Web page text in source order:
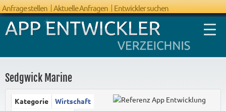
Anfrage stellen Aktuelle Anfragen Entwickler suchen
Sedgwick Marine
Kategorie
Wirtschaft